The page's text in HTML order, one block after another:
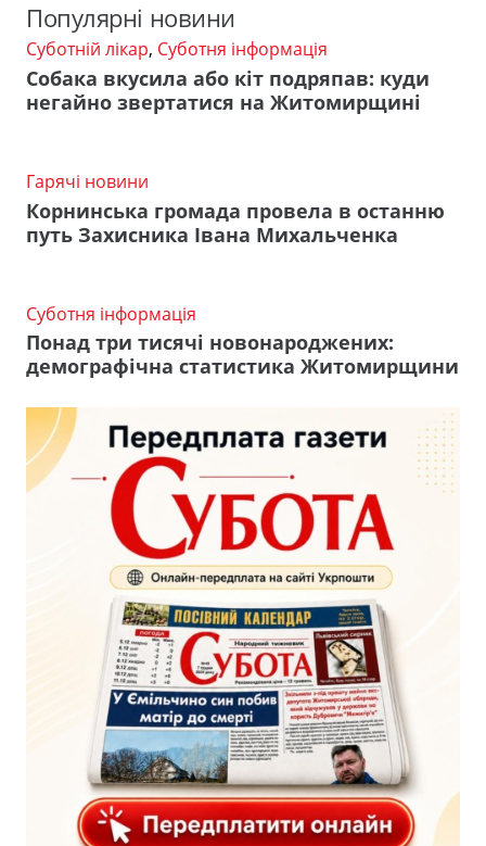
Популярні новини
Суботній лікар, Суботня інформація
Собака вкусила або кіт подряпав: куди
негайно звертатися на Житомирщині
Гарячі новини
Корнинська громада провела в останню
путь Захисника Івана Михальченка
Суботня інформація
Понад три тисячі новонароджених:
демографічна статистика Житомирщини